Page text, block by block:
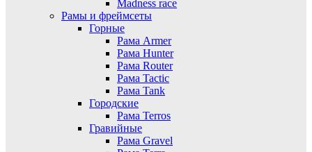
Madness race
Рамы и фреймсеты
Горные
Рама Armer
Рама Hunter
Рама Router
Рама Tactic
Рама Tank
Городские
Рама Terros
Гравийные
Рама Gravel